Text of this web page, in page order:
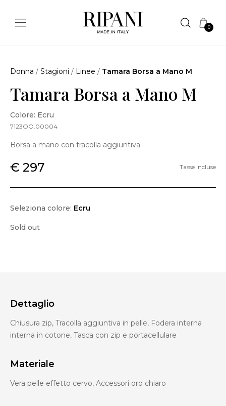
0
Donna / Stagioni / Linee / Tamara Borsa a Mano M
Tamara Borsa a Mano M
Colore: Ecru
7123OO.00004
Borsa a mano con tracolla aggiuntiva
€ 297 Tasse incluse
Seleziona colore: Ecru
Sold out
Dettaglio
Chiusura zip, Tracolla aggiuntiva in pelle, Fodera interna
interna in cotone, Tasca con zip e portacellulare
Materiale
Vera pelle effetto cervo, Accessori oro chiaro